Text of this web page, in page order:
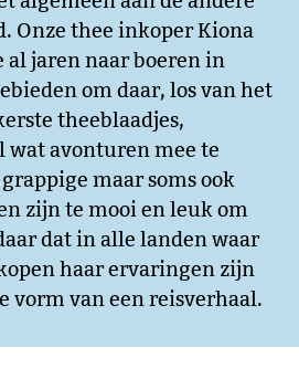
Onze thee inkoper Kiona
al jaren naar boeren in
om daar, los van het
theeblaadjes,
wat avonturen mee te
maar soms ook
zijn te mooi en leuk om
dat in alle landen waar
haar ervaringen zijn
vorm van een reisverhaal.